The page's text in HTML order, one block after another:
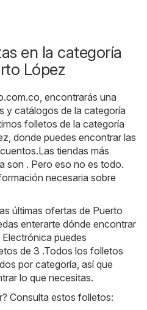
en la categoría
López
, encontrarás una
y catálogos de la categoría
folletos de la categoría
donde puedes encontrar las
tiendas más
son . Pero eso no es todo.
necesaria sobre
últimas ofertas de Puerto
enterarte dónde encontrar
puedes
de 3 .Todos los folletos
por categoría, así que
lo que necesitas.
Consulta estos folletos: